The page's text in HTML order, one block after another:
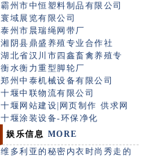
霸州市中恒塑料制品有限公司
寰域展览有限公司
泰州市晨瑞绳网带厂
湘阴县鼎盛养殖专业合作社
湖北省汉川市四鑫畜禽养殖专
衡水衡力重型脚轮厂
郑州中泰机械设备有限公司
十堰中联物流有限公司
十堰网站建设|网页制作 供求网
十堰涂装设备-环保净化
娱乐信息 MORE
维多利亚的秘密内衣时尚秀走的